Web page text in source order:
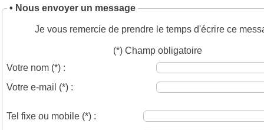
• Nous envoyer un message
Je vous remercie de prendre le temps d'écrire ce
(*) Champ obligatoire
Votre nom (*) :
Votre e-mail (*) :
Tel fixe ou mobile (*) :